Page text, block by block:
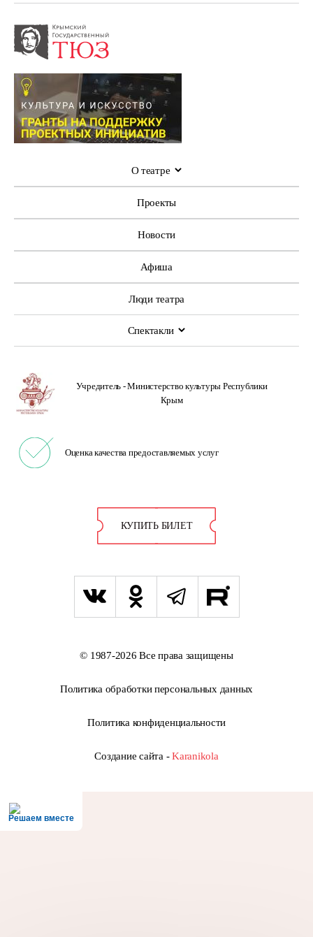
О театре
Проекты
Новости
Афиша
Люди театра
Спектакли
Учредитель -Министерство культуры Республики
Крым
Оценка качества предоставляемых услуг
КУПИТЬ БИЛЕТ
© 1987-2026 Все права защищены
Политика обработки персональных данных
Политика конфиденциальности
Создание сайта -Karanikola
Решаем вместе